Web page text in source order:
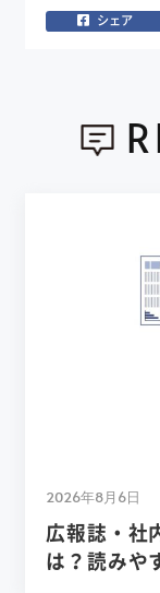
シェア
2026年8月6日
広報誌・社
は？読みや